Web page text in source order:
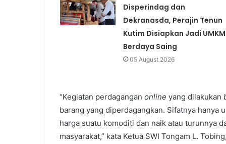
Disperindag dan
Dekranasda, Perajin Tenun
Kutim Disiapkan Jadi UMKM
Berdaya Saing
05 August 2026
“Kegiatan perdagangan online yang dilakukan
barang yang diperdagangkan. Sifatnya hanya
harga suatu komoditi dan naik atau turunnya
masyarakat,” kata Ketua SWI Tongam L.